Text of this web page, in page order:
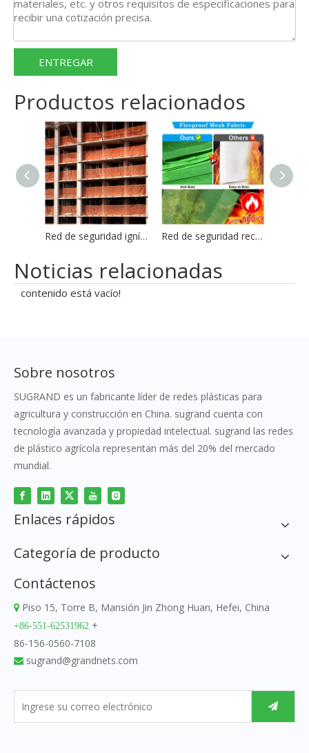
ENTREGAR
Productos relacionados
Red de seguridad ignífuga Red de andamio contra incendios Red de seguridad recubierta de PVC ignífugo Red de malla ignífuga para la construcción
Noticias relacionadas
contenido está vacío!
Sobre nosotros
SUGRAND es un fabricante líder de redes plásticas para
agricultura y construcción en China. sugrand cuenta con
tecnología avanzada y propiedad intelectual. sugrand las redes
de plástico agrícola representan más del 20% del mercado
mundial.
Enlaces rápidos
Categoría de producto
Contáctenos
 Piso 15, Torre B, Mansión Jin Zhong Huan, Hefei, China
+86-551-62531962 +
86-156-0560-7108
 sugrand@grandnets.com